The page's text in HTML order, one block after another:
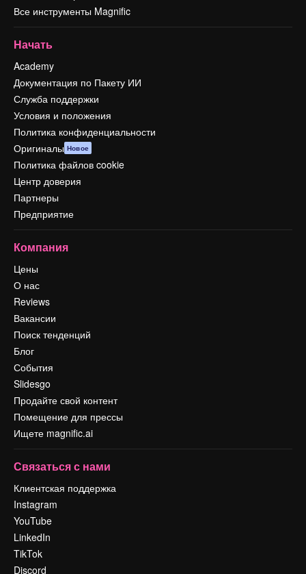
Все инструменты Magnific
Начать
Academy
Документация по Пакету ИИ
Служба поддержки
Условия и положения
Политика конфиденциальности
Оригиналы Новое
Политика файлов cookie
Центр доверия
Партнеры
Предприятие
Компания
Цены
О нас
Reviews
Вакансии
Поиск тенденций
Блог
События
Slidesgo
Продайте свой контент
Помещение для прессы
Ищете magnific.ai
Связаться с нами
Клиентская поддержка
Instagram
YouTube
LinkedIn
TikTok
Discord